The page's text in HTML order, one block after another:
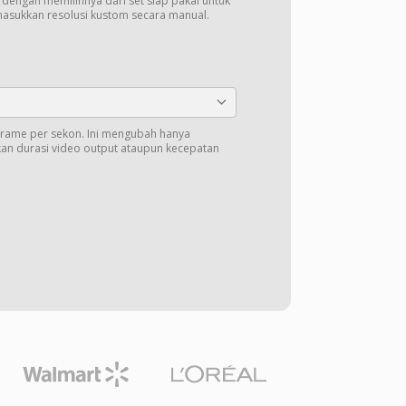
resolusi kustom secara manual.
per sekon. Ini mengubah hanya
durasi video output ataupun kecepatan